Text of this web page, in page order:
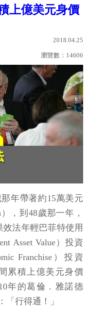
上億美元身價
2018.04.25
瀏覽數： 14606
年帶著約15萬美元
，到48歲那一年，
法年輕巴菲特使用
Asset Value）投資
Franchise）投資
累積上億美元身價
年的葛倫．雅諾德
「行得通！」